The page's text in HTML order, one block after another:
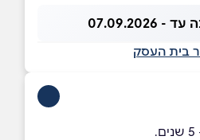
בית העסק